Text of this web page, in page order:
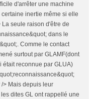
d'arrêter une machine
inertie même si elle
seule raison d'être de
dans le
Comme le contact
surtout par GLAMF(dont
était reconnue par GLUA)
> Mais depuis leur
dites GL ont rappellé une